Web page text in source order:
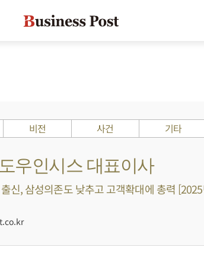
비전 사건 기타
우인시스 대표이사
신, 삼성의존도 낮추고 고객확대에 총력